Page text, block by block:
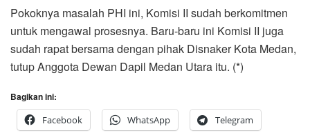
Pokoknya masalah PHI ini, Komisi II sudah berkomitmen
untuk mengawal prosesnya. Baru-baru ini Komisi II juga
sudah rapat bersama dengan pihak Disnaker Kota Medan,
tutup Anggota Dewan Dapil Medan Utara itu. (*)
Bagikan ini:
Facebook
WhatsApp Telegram